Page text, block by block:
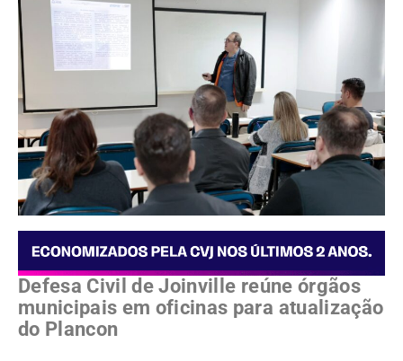
Defesa Civil de Joinville reúne órgãos
municipais em oficinas para atualização
do Plancon